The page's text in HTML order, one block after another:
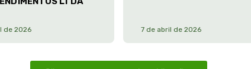
de 2026 7 de abril de 2026